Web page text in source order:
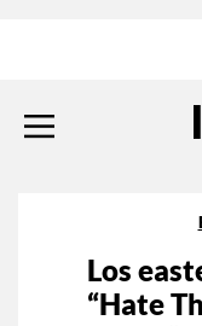
Los
“Hate